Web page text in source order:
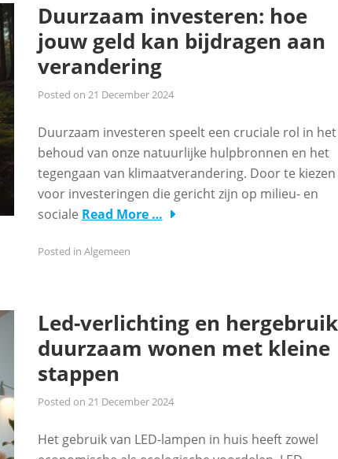
Duurzaam investeren: hoe
jouw geld kan bijdragen aan
verandering
Posted on 21 December 2024
Duurzaam investeren speelt een cruciale rol in het
behoud van onze natuurlijke hulpbronnen en het
tegengaan van klimaatverandering. Door te kiezen
voor investeringen die gericht zijn op milieu- en
sociale Read More …
Posted in Algemeen
Led-verlichting en
duurzaam wonen met kleine
stappen
Posted on 21 December 2024
Het gebruik van LED-lampen in huis heeft zowel